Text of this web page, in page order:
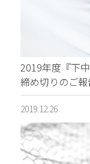
2019年度『下
締め切りのご報
2019.12.26